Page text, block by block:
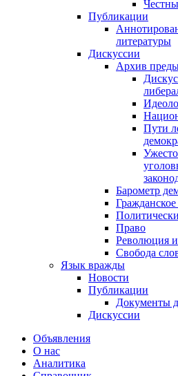
Публикации
литературы
Дискуссии
Архив
Пути
Барометр
Право
Революция
Свобода
Язык вражды
Новости
Публикации
Документы
Дискуссии
Объявления
О нас
Аналитика